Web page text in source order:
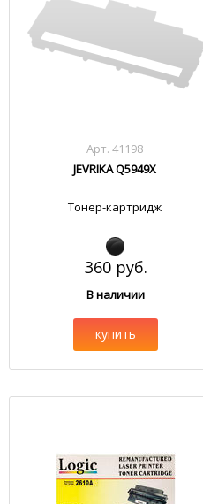
Арт. 41198
JEVRIKA Q5949X
Тонер-картридж
360 руб.
В наличии
купить